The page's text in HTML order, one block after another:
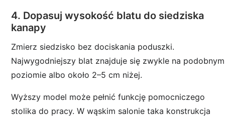
4. Dopasuj wysokość blatu do siedziska
kanapy
Zmierz siedzisko bez dociskania poduszki.
Najwygodniejszy blat znajduje się zwykle na podobnym
poziomie albo około 2–5 cm niżej.
Wyższy model może pełnić funkcję pomocniczego
stolika do pracy. W wąskim salonie taka konstrukcja